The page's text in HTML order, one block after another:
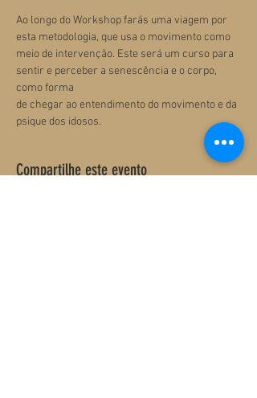
Ao longo do Workshop farás uma viagem por
esta metodologia, que usa o movimento como
meio de intervenção. Este será um curso para
sentir e perceber a senescência e o corpo,
como forma
de chegar ao entendimento do movimento e da
psique dos idosos.
Compartilhe este evento